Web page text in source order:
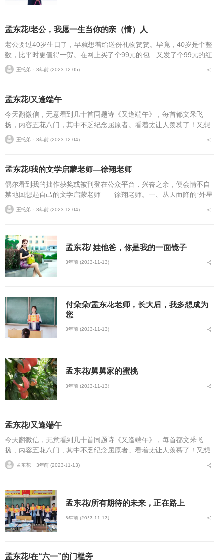
孟东花/老公，我愿一生当你的亲（情）人
老公要过40岁生日了，早就想着给送份礼物贺贺。毕竟，40岁是个整
数，比平时更值得一贺。在网上买了个99元的包，又发了个99元的红
包，放学回家又买了99元的菜准备晚宴：渴望我们能幸福99。尽管如
此，心里...
王托弟 ⋅ 3年前 (2023-12-05)
孟东花/又逢端午
今天翻微信，无意看到几十首同题诗《又逢端午》，每首都文釆飞
扬，内容五花八门，其中不乏纪念屈原者。看着太让人羡慕了！又想
想，我虽不会写诗，可对端午，不也有过许多美好的回忆吗？何不用
我的拙笔来重拾一番呢？...
王托弟 ⋅ 3年前 (2023-12-04)
孟东花/我的文学启蒙老师—徐翔老师
偶尔看到我的拙作获奖或被刊登在公众平台，兴奋之余，便会情不自
禁地回想起自己的文学启蒙老师——徐翔老师。一、从天而降的“外星
人”从小，我钟情于书籍，总觉得读书是一种莫大的愉悦，是内心最好
的美容。我喜欢...
王托弟 ⋅ 3年前 (2023-12-04)
孟东花/ 娃他爸，你是我的一面镜子
3年前 (2023-11-13)
付朵朵/孟东花老师，长大后，我多想成为
您
3年前 (2023-11-13)
孟东花/舅舅家的蜜桃
3年前 (2023-11-13)
孟东花/又逢端午
今天翻微信，无意看到几十首同题诗《又逢端午》，每首都文釆飞
扬，内容五花八门，其中不乏纪念屈原者。看着太让人羡慕了！又想
想，我虽不会写诗，可对端午，不也有过许多美好的回忆吗？何不用
我的拙笔来重拾一番？那...
孟东花 ⋅ 3年前 (2023-11-13)
孟东花/所有期待的未来，正在路上
3年前 (2023-11-13)
孟东花/在“六一”的门槛旁